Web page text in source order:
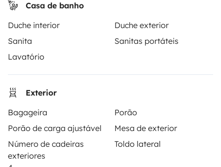
Casa de banho
Duche interior
Duche exterior
Sanita
Sanitas portáteis
Lavatório
Exterior
Bagageira
Porão
Porão de carga ajustável
Mesa de exterior
Número de cadeiras
exteriores
Toldo lateral
PROPRIETÁRIOS
Seguro de aluguer
Assistências de aluguer
Ajuda proprietário